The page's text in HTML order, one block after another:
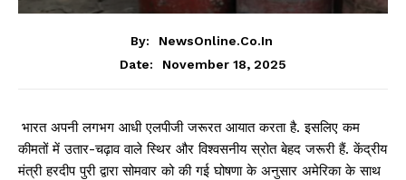
By:
NewsOnline.co.in
Date:
November 18, 2025
भारत अपनी लगभग आधी एलपीजी जरूरत आयात करता है. इसलिए कम
कीमतों में उतार-चढ़ाव वाले स्थिर और विश्वसनीय स्रोत बेहद जरूरी हैं. केंद्रीय
मंत्री हरदीप पुरी द्वारा सोमवार को की गई घोषणा के अनुसार अमेरिका के साथ